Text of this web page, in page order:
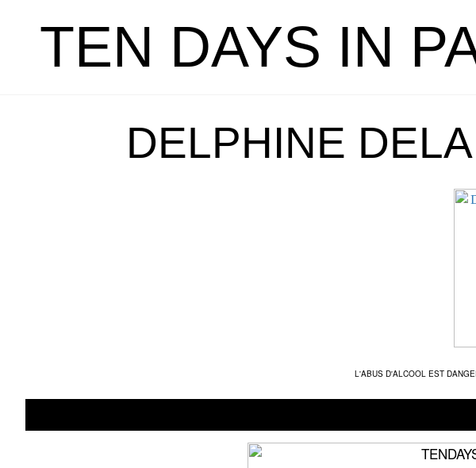
TEN DAYS IN
DELPHINE
L'ABUS D'ALCOOL EST